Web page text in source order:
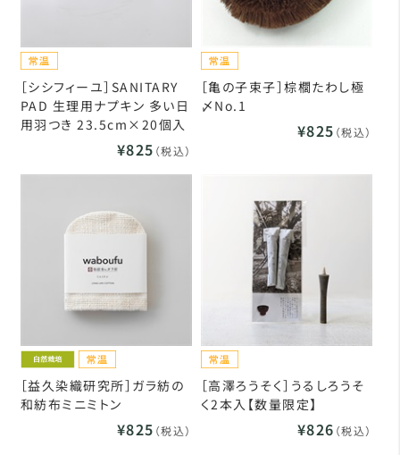
［シシフィーユ］SANITARY
PAD 生理用ナプキン 多い日
用羽つき 23.5cm×20個入
¥825 （税込）
［亀の子束子］棕櫚たわし極
〆No.1
¥825 （税込）
［益久染織研究所］ガラ紡の
和紡布ミニミトン
¥825 （税込）
［高澤ろうそく］うるしろうそ
く2本入【数量限定】
¥826 （税込）